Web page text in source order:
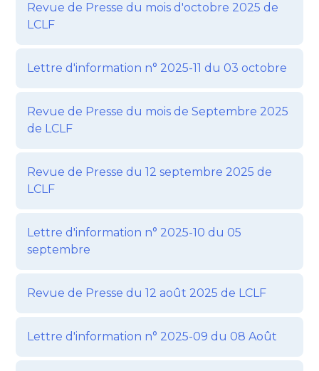
Revue de Presse du mois d'octobre 2025 de
LCLF
Lettre d'information n° 2025-11 du 03 octobre
Revue de Presse du mois de Septembre 2025
de LCLF
Revue de Presse du 12 septembre 2025 de
LCLF
Lettre d'information n° 2025-10 du 05
septembre
Revue de Presse du 12 août 2025 de LCLF
Lettre d'information n° 2025-09 du 08 Août